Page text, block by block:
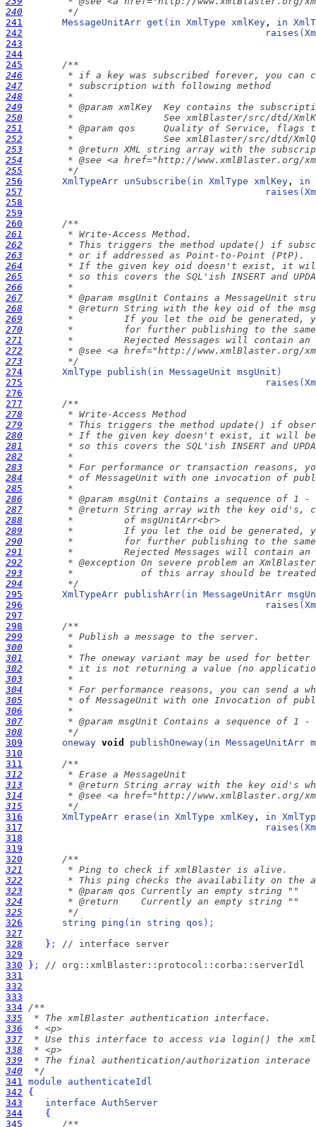
240
        */
241
MessageUnitArr get ( in XmlType xmlKey , in
242
raises (
243
244
245
246
247
248
249
250
251
252
253
254
255
        */
256
XmlTypeArr unSubscribe ( in XmlType xmlKey , in
257
raises (
258
259
260
261
262
263
264
265
266
267
268
269
270
271
272
273
        */
274
XmlType publish ( in MessageUnit msgUnit )
275
raises (
276
277
278
279
280
281
282
283
284
285
286
287
288
289
290
291
292
293
294
        */
295
XmlTypeArr publishArr( in MessageUnitArr
296
raises (
297
298
299
300
301
302
303
304
305
306
307
308
        */
309
oneway void publishOneway( in MessageUnitArr
310
311
312
313
314
315
        */
316
XmlTypeArr erase ( in XmlType xmlKey , in
317
raises (
318
319
320
321
322
323
324
325
        */
326
string ping ( in string qos ) ;
327
328
} ;
// interface server
329
330
} ;
// org::xmlBlaster::protocol::corba::serverIdl
331
332
333
334
335
336
337
338
339
340
  */
341 module
authenticateIdl
342
{
343
interface AuthServer
344
{
345